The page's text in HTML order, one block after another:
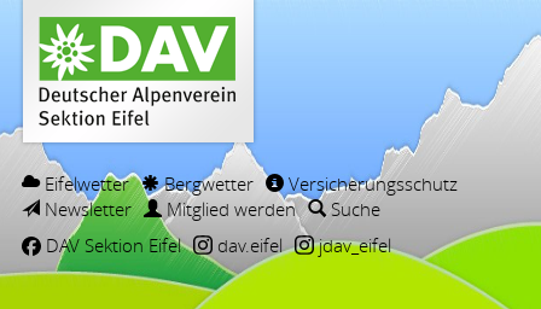
Eifelwetter Bergwetter
Versicherungsschutz
Newsletter
Mitglied werden
Suche
DAV Sektion Eifel
dav.eifel jdav_eifel